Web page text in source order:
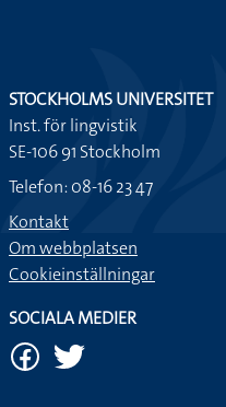
STOCKHOLMS UNIVERSITET
Inst. för lingvistik
SE-106 91 Stockholm
Telefon: 08-16 23 47
Kontakt
Om webbplatsen
Cookieinställningar
SOCIALA MEDIER